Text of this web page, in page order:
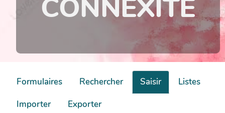
CONNEXITÉ
Formulaires Rechercher Saisir
Listes
Importer
Exporter